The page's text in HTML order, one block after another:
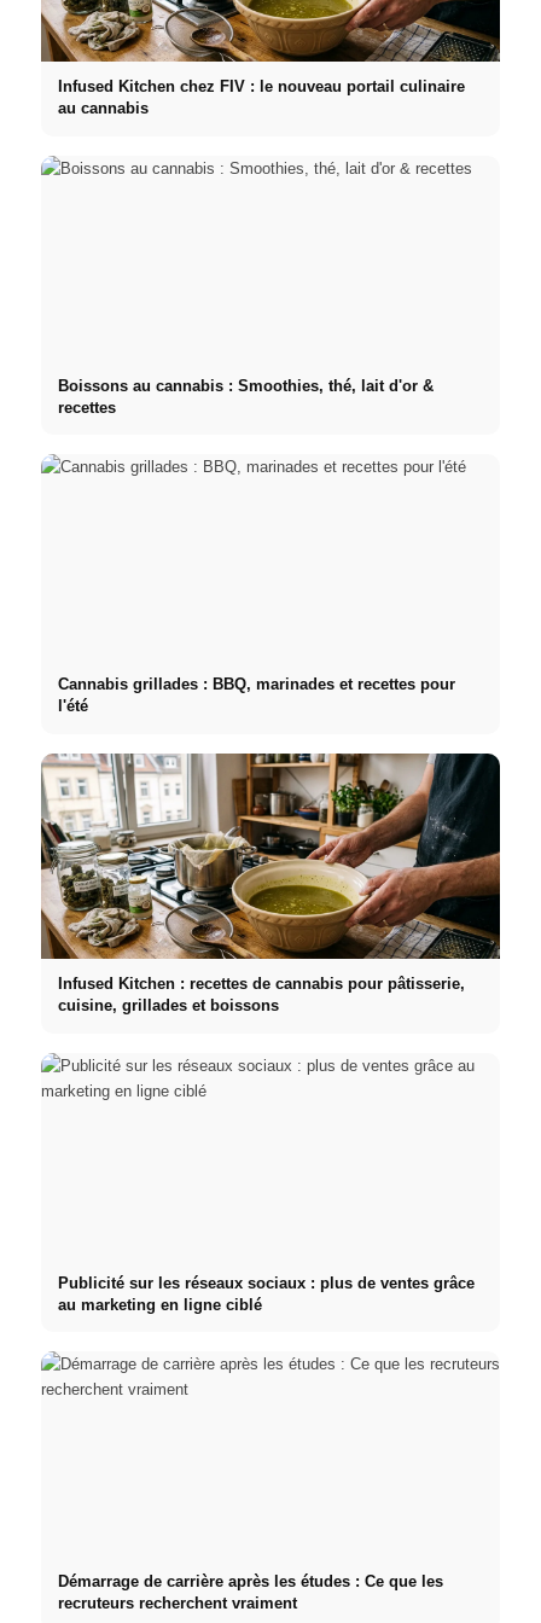
Infused Kitchen chez FIV : le nouveau portail culinaire
au cannabis
Boissons au cannabis : Smoothies, thé, lait d'or &
recettes
Cannabis grillades : BBQ, marinades et recettes pour
l'été
Infused Kitchen : recettes de cannabis pour pâtisserie,
cuisine, grillades et boissons
Publicité sur les réseaux sociaux : plus de ventes grâce
au marketing en ligne ciblé
Démarrage de carrière après les études : Ce que les
recruteurs recherchent vraiment